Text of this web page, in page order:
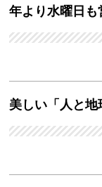
PRODUCT
VOICE
NEWS
Le GRACEの介護
年より水曜日も
美しい「人と